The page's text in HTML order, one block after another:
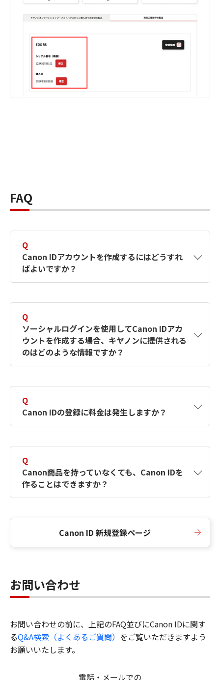
FAQ
Q
Canon IDアカウントを作成するにはどうすれ
ばよいですか？
す。詳しい作成方法は【カメラ】Canon IDとは
何ですか？Canon IDの作成方法は？をご確認く
ださい。
Q
ソーシャルログインを使用してCanon IDアカ
ウントを作成する場合、キヤノンに提供される
のはどのような情報ですか？
択したサービスから取得します。アカウントを
簡単に作成できるように、この情報を使用して
Canon IDの登録フォームを入力します。
Q
Canon IDの登録に料金は発生しますか？
Q
Canon商品を持っていなくても、Canon IDを
作ることはできますか？
Canon ID 新規登録ページ
お問い合わせ
お問い合わせの前に、上記のFAQ並びにCanon IDに関す
るQ&A検索（よくあるご質問） をご覧いただきますよう
お願いいたします。
電話・メールでの